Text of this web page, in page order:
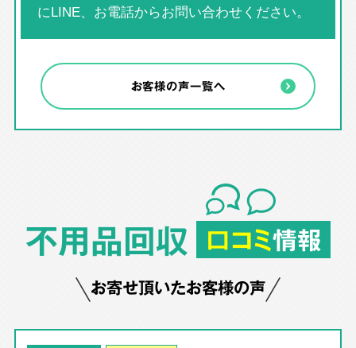
にLINE、お電話からお問い合わせください。
お客様の声一覧へ
不用品回収 口コミ情報
お寄せ頂いたお客様の声